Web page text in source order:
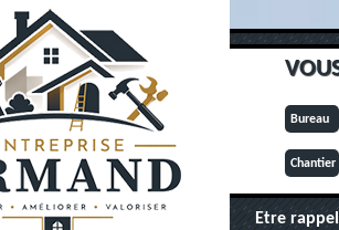
Bureau
Chantier
Etre